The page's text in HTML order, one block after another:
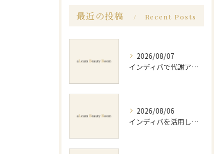
最近の投稿 Recent Posts
2026/08/07
インディバで代謝アップ体験効果とビフォーアフター徹底解説
2026/08/06
インディバを活用した足痩せ方法とセルライトやむくみ改善のポイント